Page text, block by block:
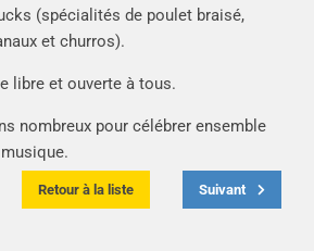
(spécialités de poulet braisé,
et churros).
libre et ouverte à tous.
nombreux pour célébrer ensemble
Retour à la liste Suivant